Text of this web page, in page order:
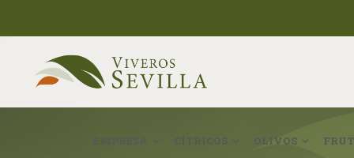
EMPRESA CÍTRICOS OLIVOS